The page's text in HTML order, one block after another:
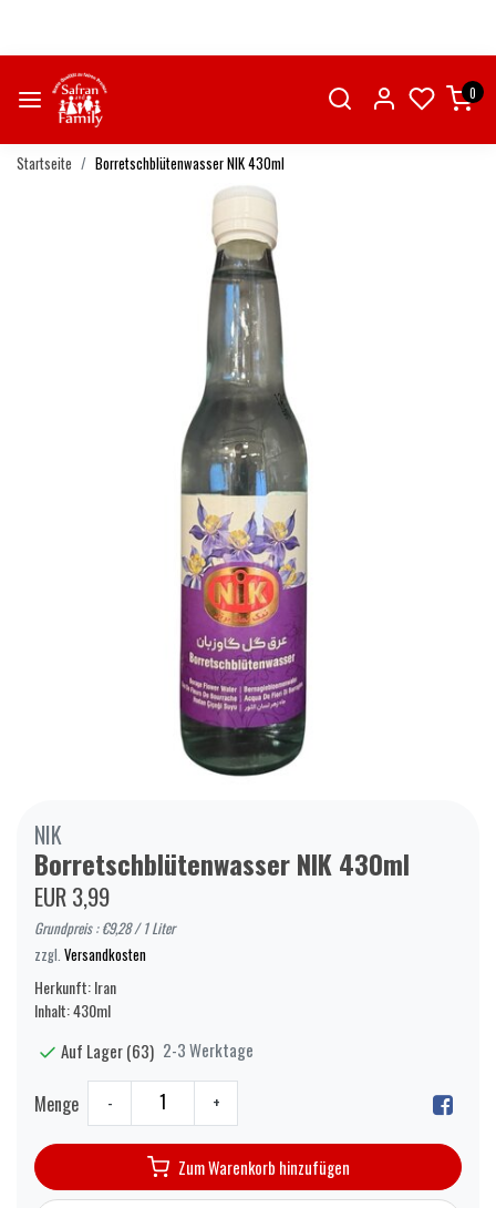
0
Startseite Borretschblütenwasser NIK 430ml
NIK
Borretschblütenwasser NIK 430ml
EUR 3,99
Grundpreis : €9,28 / 1 Liter
zzgl. Versandkosten
Herkunft: Iran
Inhalt: 430ml
Auf Lager (63) 2-3 Werktage
Menge - +
Zum Warenkorb hinzufügen